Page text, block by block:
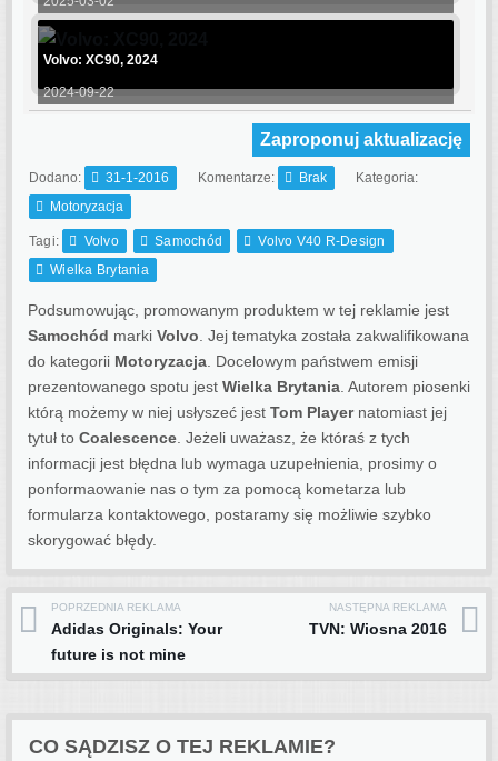
Volvo: XC90, 2024
2024-09-22
Zaproponuj aktualizację
Dodano: 31-1-2016 Komentarze: Brak
Kategoria:
Motoryzacja
Tagi: Volvo Samochód
Volvo V40 R-Design
Wielka Brytania
Podsumowując, promowanym produktem w tej reklamie jest
Samochód marki Volvo . Jej tematyka została zakwalifikowana
do kategorii Motoryzacja . Docelowym państwem emisji
prezentowanego spotu jest Wielka Brytania Autorem piosenki
którą możemy w niej usłyszeć jest Tom Playernatomiast jej
tytuł to Coalescence . Jeżeli uważasz, że któraś z tych
informacji jest błędna lub wymaga uzupełnienia, prosimy o
ponformaowanie nas o tym za pomocą kometarza lub
formularza kontaktowego, postaramy się możliwie szybko
skorygować błędy.
Post navigation
POPRZEDNIA REKLAMA
Adidas Originals: Your
future is not mine
NASTĘPNA REKLAMA
TVN: Wiosna 2016
CO SĄDZISZ O TEJ REKLAMIE?